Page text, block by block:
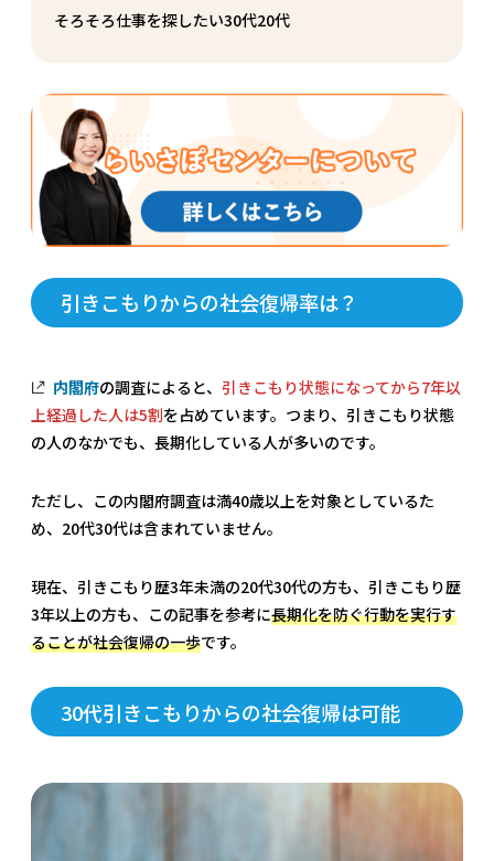
そろそろ仕事を探したい30代20代
引きこもりからの社会復帰率は？
内閣府の調査によると、 引きこもり状態になってから7年以
上経過した人は5割を占めています。つまり、引きこもり状態
の人のなかでも、長期化している人が多いのです。
ただし、この内閣府調査は満40歳以上を対象としているた
め、20代30代は含まれていません。
現在、引きこもり歴3年未満の20代30代の方も、引きこもり歴
3年以上の方も、この記事を参考に長期化を防ぐ行動を実行す
ることが社会復帰の一歩です。
30代引きこもりからの社会復帰は可能